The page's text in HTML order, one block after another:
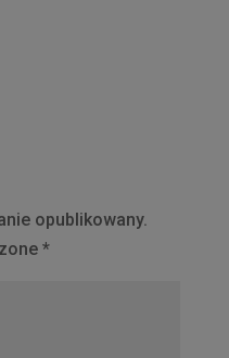
opublikowany.
*